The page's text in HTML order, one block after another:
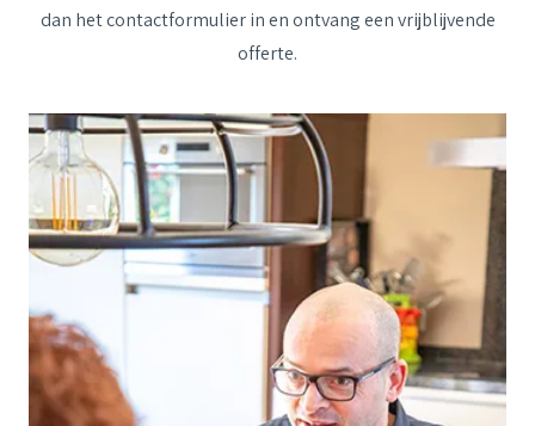
dan het contactformulier in en ontvang een vrijblijvende
offerte.